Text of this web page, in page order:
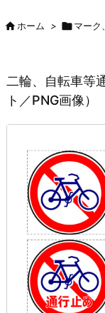
ホーム > マーク
二輪、自転車等
ト／PNG画像）